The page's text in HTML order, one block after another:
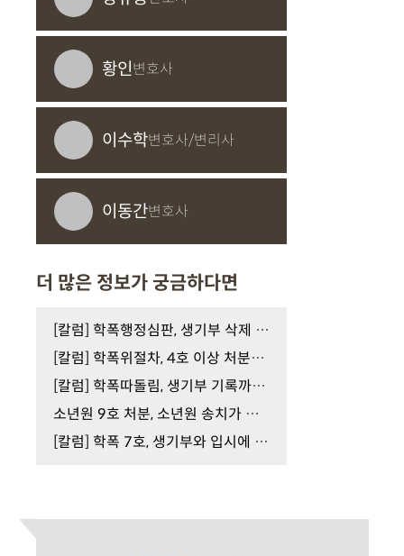
황인변호사
이수학변호사/변리사
이동간변호사
더 많은 정보가 궁금하다면
[칼럼] 학폭행정심판, 생기부 삭제 가능할까?
[칼럼] 학폭위절차, 4호 이상 처분을 피하려면
[칼럼] 학폭따돌림, 생기부 기록까지 이어질 수 있습…
소년원 9호 처분, 소년원 송치가 결정됐다면
[칼럼] 학폭 7호, 생기부와 입시에 미치는 영향은